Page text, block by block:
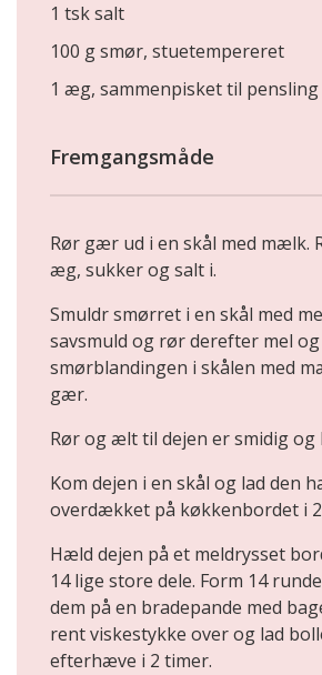
1 tsk salt
100 g smør, stuetempereret
1 æg, sammenpisket til pensling
Fremgangsmåde
Rør gær ud i en skål med mælk.
æg, sukker og salt i.
Smuldr smørret i en skål med
savsmuld og rør derefter mel og
smørblandingen i skålen med
gær.
Rør og ælt til dejen er smidig
Kom dejen i en skål og lad den
overdækket på køkkenbordet i
Hæld dejen på et meldrysset
14 lige store dele. Form 14
dem på en bradepande med
rent viskestykke over og lad
efterhæve i 2 timer.